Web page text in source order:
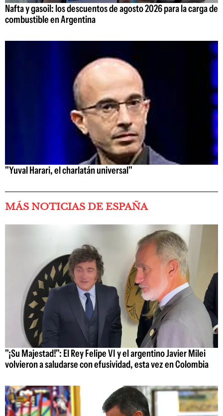
Nafta y gasoil: los descuentos de agosto 2026 para la carga de
combustible en Argentina
"Yuval Harari, el charlatán universal"
MÁS NOTICIAS DE ESPAÑA
"¡Su Majestad!": El Rey Felipe VI y el argentino Javier Milei
volvieron a saludarse con efusividad, esta vez en Colombia